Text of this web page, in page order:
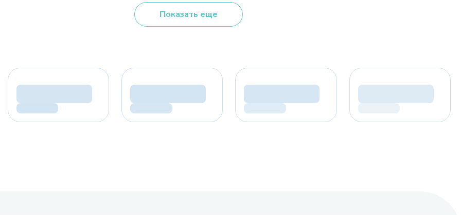
Показать еще